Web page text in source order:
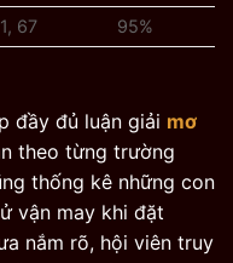
67 95%
đầy đủ luận giải mơ
theo từng trường
thống kê những con
vận may khi đặt
nắm rõ, hội viên truy